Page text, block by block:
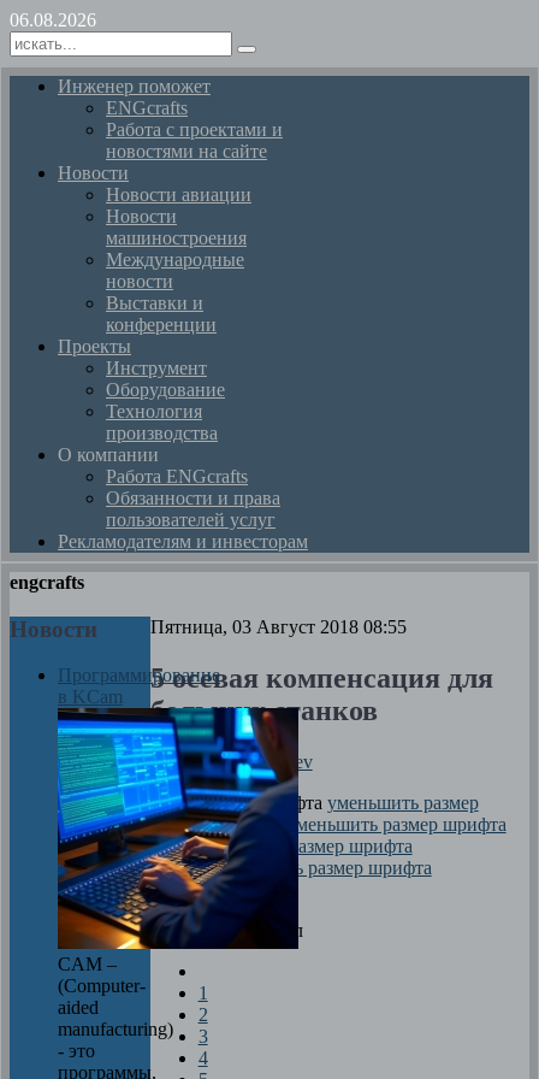
06.08.2026
Инженер поможет
ENGcrafts
Работа с проектами и
новостями на сайте
Новости
Новости авиации
Новости
машиностроения
Международные
новости
Выставки и
конференции
Проекты
Инструмент
Оборудование
Технология
производства
О компании
Работа ENGcrafts
Обязанности и права
пользователей услуг
Рекламодателям и инвесторам
engcrafts
Пятница, 03 Август 2018 08:55
5 осевая компенсация для
больших станков
АвторDima Zverev
размер шрифта уменьшить размер
шрифта
увеличить размер шрифта
Печать
Оцените материал
1
2
3
4
Новости
Программирование
в KCam
CAM –
(Computer-
aided
manufacturing)
- это
программы,